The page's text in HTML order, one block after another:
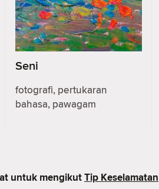
Seni
fotografi, pertukaran
bahasa, pawagam
untuk mengikutTip Keselamatan